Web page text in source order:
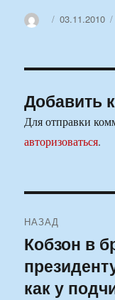
Автор03.11.2010
Добавить
Для отправки
авторизоваться.
по
записям
НАЗАД
Предыдущая
запись:
Кобзон в
как у